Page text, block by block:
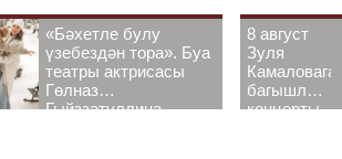
«Бәхетле булу
үзебездән тора». Буа
театры актрисасы
Гөлназ
Гыйззәтуллина-
8 август
Зуля
Камаловага
багышлау
концерты